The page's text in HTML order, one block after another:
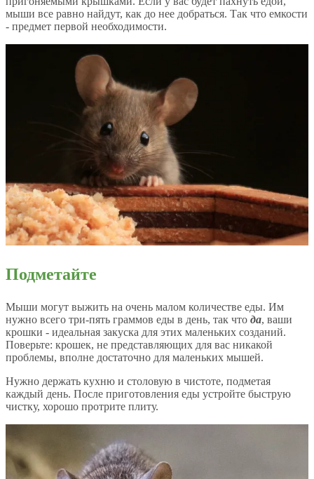
мыши все равно найдут, как до нее добраться. Так что емкости
- предмет первой необходимости.
Подметайте
Мыши могут выжить на очень малом количестве еды. Им
нужно всего три-пять граммов еды в день, так что да, ваши
крошки - идеальная закуска для этих маленьких созданий.
Поверьте: крошек, не представляющих для вас никакой
проблемы, вполне достаточно для маленьких мышей.
Нужно держать кухню и столовую в чистоте, подметая
каждый день. После приготовления еды устройте быструю
чистку, хорошо протрите плиту.